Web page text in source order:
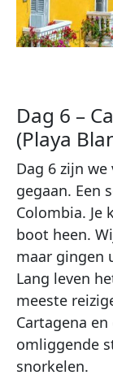
Dag 6 –
(Playa
Dag 6 zijn
gegaan. Een
Colombia. Je
boot heen.
maar gingen
Lang leven
meeste
Cartagena
omliggende
snorkelen.